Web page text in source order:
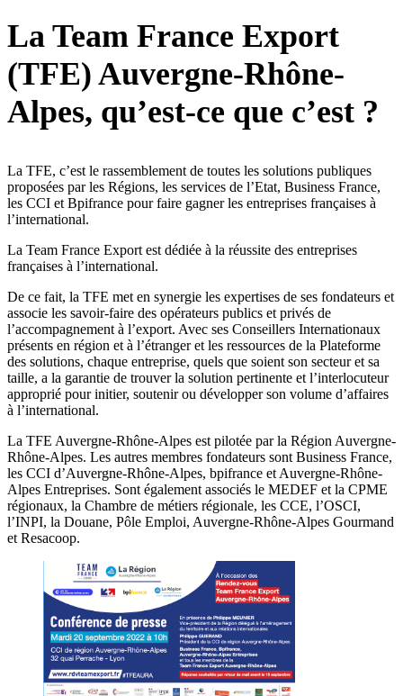
La Team France Export
(TFE) Auvergne-Rhône-
Alpes, qu’est-ce que c’est ?
La TFE, c’est le rassemblement de toutes les solutions publiques
proposées par les Régions, les services de l’Etat, Business France,
les CCI et Bpifrance pour faire gagner les entreprises françaises à
l’international.
La Team France Export est dédiée à la réussite des entreprises
françaises à l’international.
De ce fait, la TFE met en synergie les expertises de ses fondateurs et
associe les savoir-faire des opérateurs publics et privés de
l’accompagnement à l’export. Avec ses Conseillers Internationaux
présents en région et à l’étranger et les ressources de la Plateforme
des solutions, chaque entreprise, quels que soient son secteur et sa
taille, a la garantie de trouver la solution pertinente et l’interlocuteur
approprié pour initier, soutenir ou développer son volume d’affaires
à l’international.
La TFE Auvergne-Rhône-Alpes est pilotée par la Région Auvergne-
Rhône-Alpes. Les autres membres fondateurs sont Business France,
les CCI d’Auvergne-Rhône-Alpes, bpifrance et Auvergne-Rhône-
Alpes Entreprises. Sont également associés le MEDEF et la CPME
régionaux, la Chambre de métiers régionale, les CCE, l’OSCI,
l’INPI, la Douane, Pôle Emploi, Auvergne-Rhône-Alpes Gourmand
et Resacoop.